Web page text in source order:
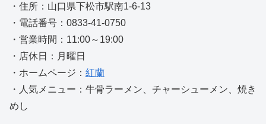
・住所：山口県下松市駅南1-6-13
・電話番号：0833-41-0750
・営業時間：11:00～19:00
・店休日：月曜日
・ホームページ： 紅蘭
・人気メニュー：牛骨ラーメン、チャーシューメン、焼き
めし